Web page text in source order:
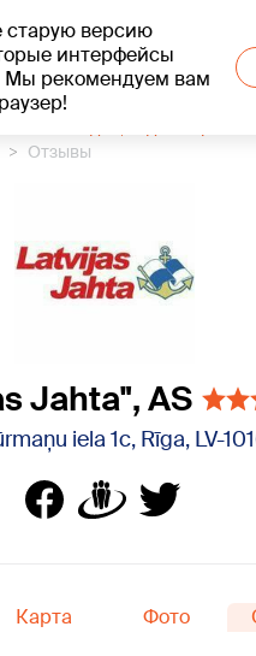
старую версию
интерфейсы
Мы рекомендуем вам
°C
Отзывы
Jahta", AS
iela 1c, Rīga, LV-
Карта Фото